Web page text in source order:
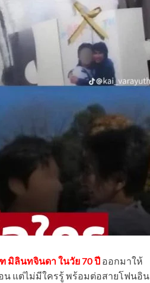
มิลินทจินดา ในวัย 70 ปี ออกมาให้
น แต่ไม่มีใครรู้ พร้อมต่อสายโฟนอิน